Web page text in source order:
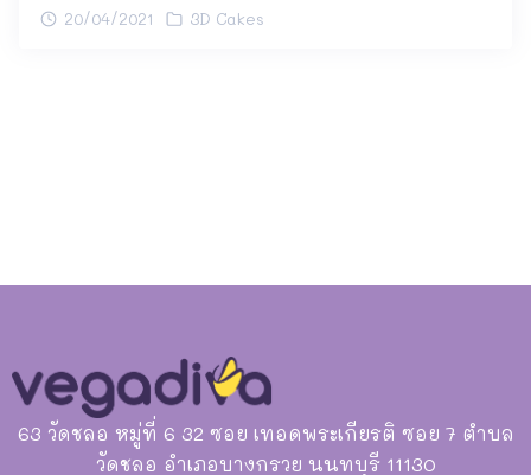
20/04/2021 3D Cakes
63 วัดชลอ หมู่ที่ 6 32 ซอย เทอดพระเกียรติ ซอย 7 ตำบล
วัดชลอ อำเภอบางกรวย นนทบุรี 11130